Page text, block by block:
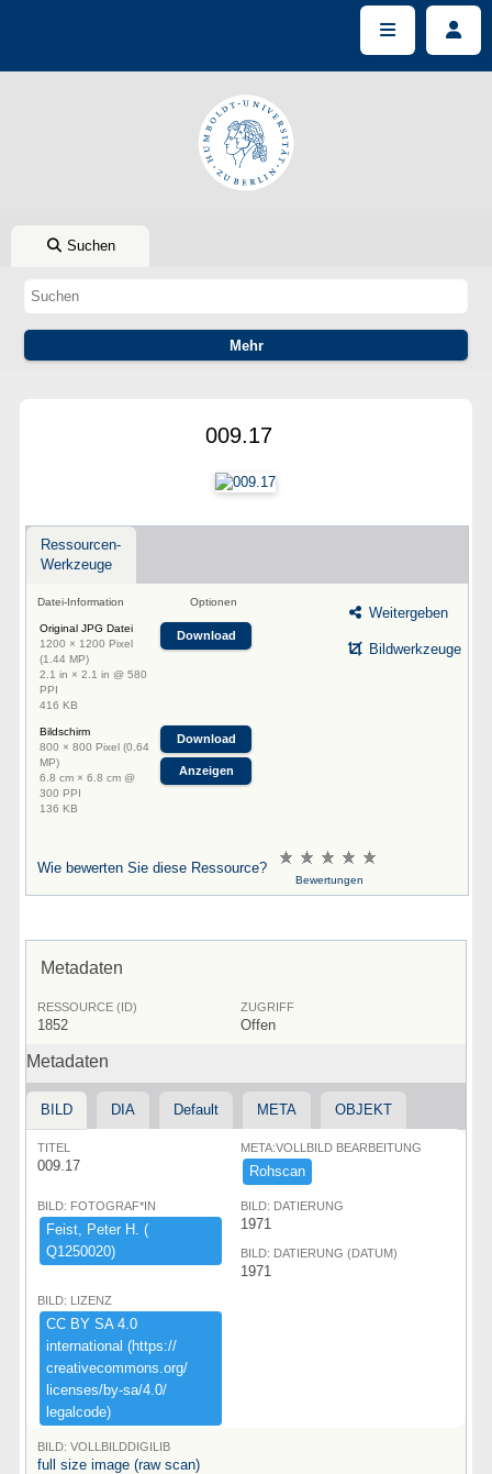
Suchen
009.17
Ressourcen-
Werkzeuge
Datei-Information Optionen
Original JPG Datei
1200 × 1200 Pixel
(1.44 MP)
2.1 in × 2.1 in @ 580
PPI
416 KB
Download
Bildschirm
800 × 800 Pixel (0.64
MP)
6.8 cm × 6.8 cm @
300 PPI
136 KB
Download
Anzeigen
Weitergeben
Bildwerkzeuge
Wie bewerten Sie diese Ressource?
Bewertungen
Metadaten
RESSOURCE (ID)
1852
ZUGRIFF
Offen
Metadaten
BILD DIA Default META OBJEKT
TITEL
009.17
META:VOLLBILD BEARBEITUNG
Rohscan
BILD: FOTOGRAF*IN
Feist,​ ​Peter ​H.​ ​(​
Q1250020)​
BILD: DATIERUNG
1971
BILD: DATIERUNG (DATUM)
1971
BILD: LIZENZ
CC ​BY ​SA ​4.​0 ​
international ​(​https:​/​/​
creativecommons.​org/​
licenses/​by-​sa/​4.​0/​
legalcode)​
BILD: VOLLBILDDIGILIB
full size image (raw scan)